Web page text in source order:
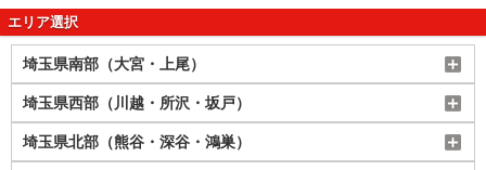
エリア選択
埼玉県南部（大宮・上尾）
埼玉県西部（川越・所沢・坂戸）
埼玉県北部（熊谷・深谷・鴻巣）